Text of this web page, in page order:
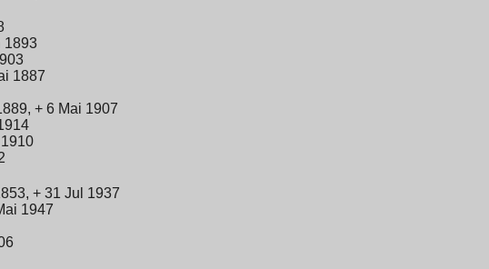
1893
1887
+ 6 Mai 1907
+ 31 Jul 1937
1947